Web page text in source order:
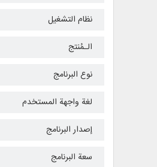
نظام التشغیل
الـمُنتج
نوع البرنامج
لغة واجهة المستخدم
إصدار البرنامج
سعة البرنامج